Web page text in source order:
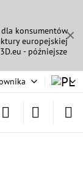
✕
konsumentów
europejskiej
- późniejsze